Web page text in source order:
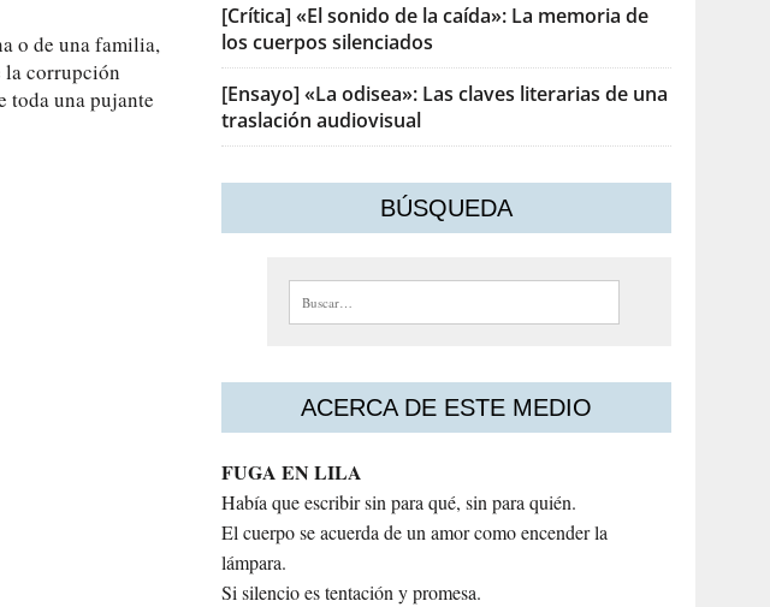
o de una familia,
la corrupción
toda una pujante
[Crítica] «El sonido de la caída»: La memoria de
los cuerpos silenciados
[Ensayo] «La odisea»: Las claves literarias de una
traslación audiovisual
BÚSQUEDA
Buscar:
ACERCA DE ESTE MEDIO
FUGA EN LILA
Había que escribir sin para qué, sin para quién.
El cuerpo se acuerda de un amor como encender la
lámpara.
Si silencio es tentación y promesa.